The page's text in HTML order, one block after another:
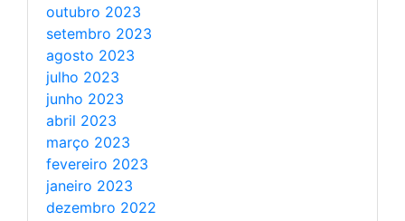
outubro 2023
setembro 2023
agosto 2023
julho 2023
junho 2023
abril 2023
março 2023
fevereiro 2023
janeiro 2023
dezembro 2022